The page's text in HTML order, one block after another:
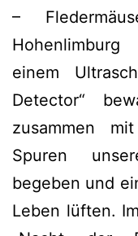
–
einem
Detector“
zusammen
Spuren
begeben und
Leben lüften.